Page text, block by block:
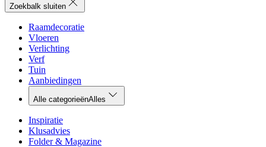
Zoekbalk sluiten
Raamdecoratie
Vloeren
Verlichting
Verf
Tuin
Aanbiedingen
Alle categorieënAlles
Inspiratie
Klusadvies
Folder & Magazine